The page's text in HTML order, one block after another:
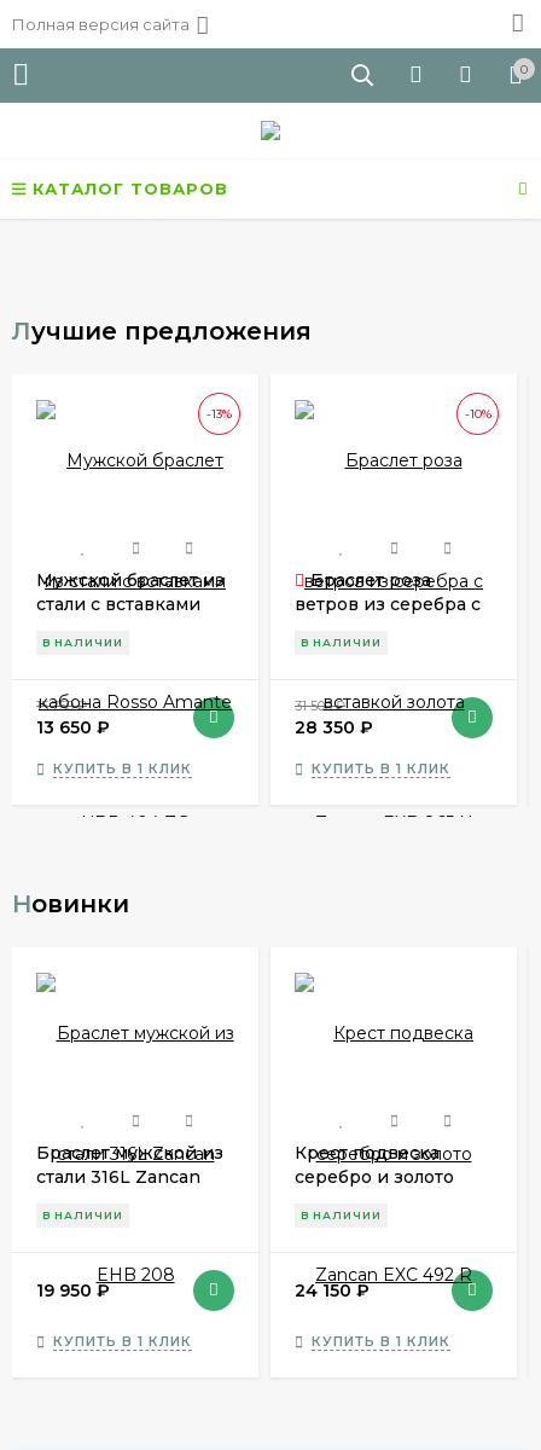
Полная версия сайта
0
КАТАЛОГ ТОВАРОВ
Лучшие предложения
-13%
Мужской браслет из
стали с вставками
UBR 404 ZG
В НАЛИЧИИ
15 750₽
13 650 ₽
КУПИТЬ В 1 КЛИК
-10%
Браслет роза
ветров из серебра с
Zancan EXB 865 N
В НАЛИЧИИ
31 500₽
28 350 ₽
КУПИТЬ В 1 КЛИК
Новинки
Браслет мужской из
стали 316L Zancan
В НАЛИЧИИ
19 950₽
КУПИТЬ В 1 КЛИК
Крест подвеска
серебро и золото
В НАЛИЧИИ
24 150₽
КУПИТЬ В 1 КЛИК